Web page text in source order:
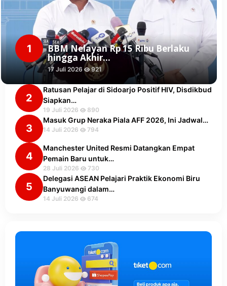
1 BBM Nelayan Rp 15 Ribu Berlaku
hingga Akhir…
17 Juli 2026 921
2
Ratusan Pelajar di Sidoarjo Positif HIV, Disdikbud
Siapkan…
19 Juli 2026 890
3
Masuk Grup Neraka Piala AFF 2026, Ini Jadwal…
14 Juli 2026 794
4
Manchester United Resmi Datangkan Empat
Pemain Baru untuk…
28 Juli 2026 730
5
Delegasi ASEAN Pelajari Praktik Ekonomi Biru
Banyuwangi dalam…
14 Juli 2026 674